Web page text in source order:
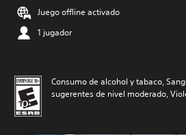
Juego offline activado
1 jugador
Consumo de alcohol y tabaco,
sugerentes de nivel moderado,